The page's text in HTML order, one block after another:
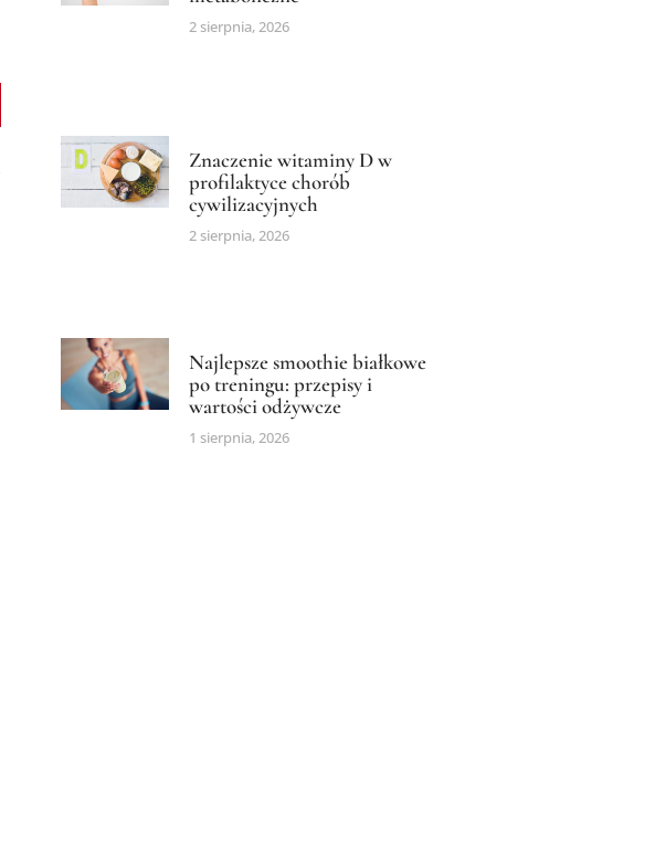
2 sierpnia, 2026
Znaczenie witaminy D w
profilaktyce chorób
cywilizacyjnych
2 sierpnia, 2026
Najlepsze smoothie białkowe
po treningu: przepisy i
wartości odżywcze
1 sierpnia, 2026